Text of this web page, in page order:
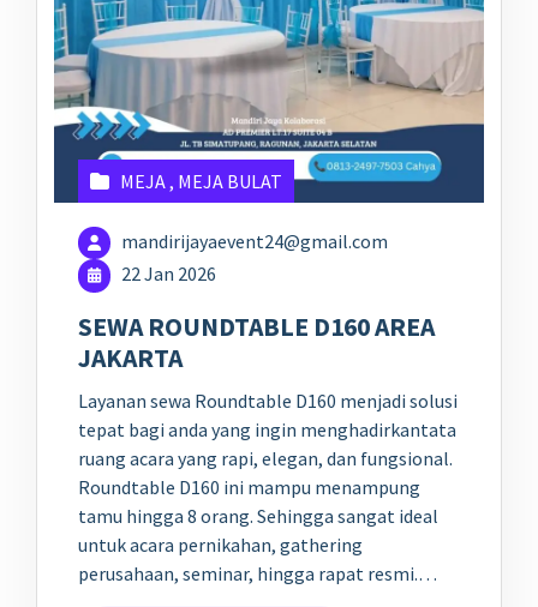
MEJA, MEJA BULAT
mandirijayaevent24@gmail.com
22 Jan 2026
SEWA ROUNDTABLE D160 AREA
JAKARTA
Layanan sewa Roundtable D160 menjadi solusi
tepat bagi anda yang ingin menghadirkantata
ruang acara yang rapi, elegan, dan fungsional.
Roundtable D160 ini mampu menampung
tamu hingga 8 orang. Sehingga sangat ideal
untuk acara pernikahan, gathering
perusahaan, seminar, hingga rapat resmi.…